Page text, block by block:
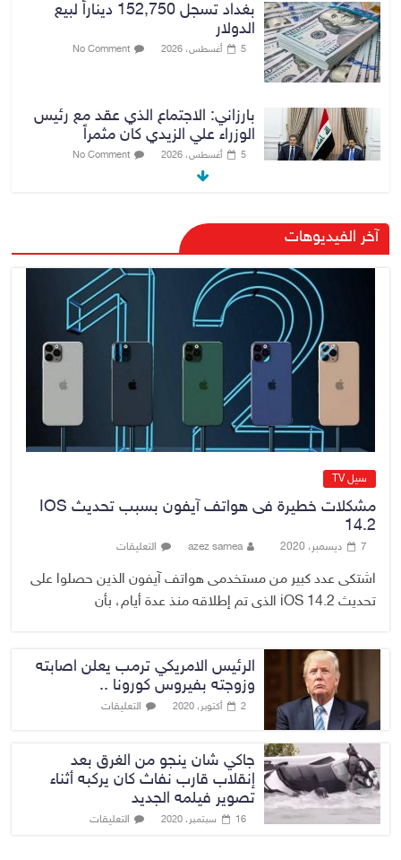
بارزاني: الاجتماع الذي عقد مع رئيس
الوزراء علي الزيدي كان مثمراً
5 أغسطس، 2026 No Comment
وزير الخارجية يبحث مع نظيره
السعودي ترتيبات زيارة مرتقبة لوفد
أمني عراقي إلى السعودية
وزارة الخزانة الأمريكية تعلن إلغاء
عقوبات مرتبطة بإيران
اتحاد الكرة العراقي يجدد عقد آرنولد
لقيادة المنتخب الوطني
No Comment
آخر الفيديوهات
سيل TV
مشكلات خطيرة فى هواتف آيفون بسبب تحديث IOS
14.2
7 ديسمبر، 2020 azez samea التعليقات
اشتكى عدد كبير من مستخدمى هواتف آيفون الذين حصلوا على
تحديث iOS 14.2 الذى تم إطلاقه منذ عدة أيام، بأن
الرئيس الامريكي ترمب يعلن اصابته
وزوجته بفيروس كورونا ..
2 أكتوبر، 2020 التعليقات
جاكي شان ينجو من الغرق بعد
إنقلاب قارب نفاث كان يركبه أثناء
تصوير فيلمه الجديد
16 سبتمبر، 2020 التعليقات